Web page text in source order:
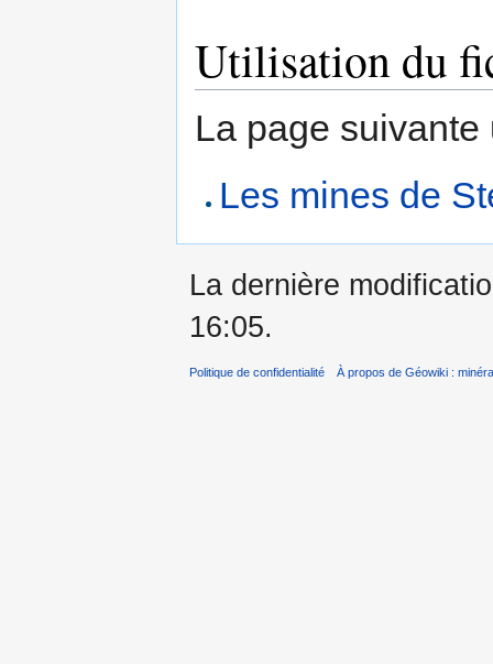
Utilisation du
La page
Les mines de
La dernière
16:05.
Politique de confidentialité À propos de Géowiki :